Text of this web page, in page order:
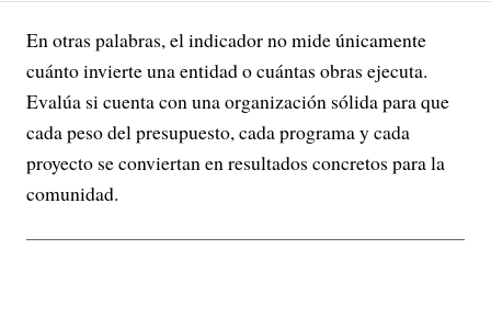
En otras palabras, el indicador no mide únicamente
cuánto invierte una entidad o cuántas obras ejecuta.
Evalúa si cuenta con una organización sólida para que
cada peso del presupuesto, cada programa y cada
proyecto se conviertan en resultados concretos para la
comunidad.